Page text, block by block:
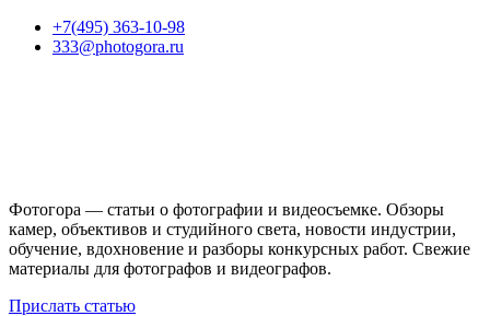
+7(495) 363-10-98
333@photogora.ru
Фотогора — статьи о фотографии и видеосъемке. Обзоры
камер, объективов и студийного света, новости индустрии,
обучение, вдохновение и разборы конкурсных работ. Свежие
материалы для фотографов и видеографов.
Прислать статью